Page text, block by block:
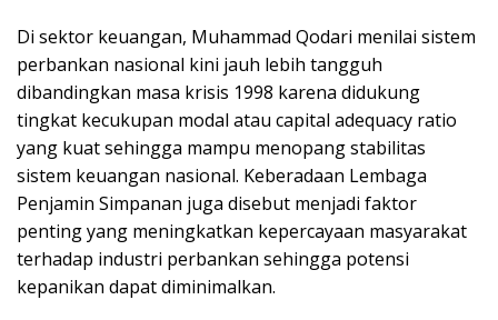
Di sektor keuangan, Muhammad Qodari menilai sistem
perbankan nasional kini jauh lebih tangguh
dibandingkan masa krisis 1998 karena didukung
tingkat kecukupan modal atau capital adequacy ratio
yang kuat sehingga mampu menopang stabilitas
sistem keuangan nasional. Keberadaan Lembaga
Penjamin Simpanan juga disebut menjadi faktor
penting yang meningkatkan kepercayaan masyarakat
terhadap industri perbankan sehingga potensi
kepanikan dapat diminimalkan.